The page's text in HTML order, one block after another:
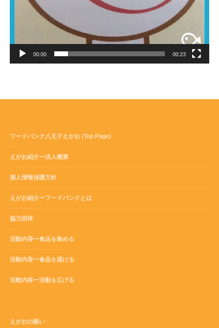
00:00 00:23
フードバンク八王子えがお (Top Page)
えがお紹介ー法人概要
個人情報保護方針
えがお紹介ーフードバンクとは
協力団体
活動内容ー食品を集める
活動内容ー食品を届ける
活動内容ー活動を広げる
えがおの願い